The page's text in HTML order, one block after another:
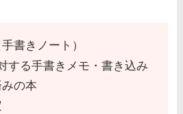
書きノート）
する手書きメモ・書き込み
の本